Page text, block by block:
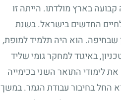
בארץ מולדתו. הייתה זו
החדשים בישראל. בשנת
שבחיפה. הוא היה תלמיד למופת,
באיגוד למחקר גומי שליד
לימודי התואר השני בכימייה
החל בחיבור עבודת הגמר. במשך